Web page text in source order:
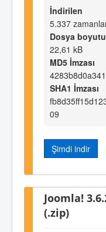
İndirilen
5.337
Dosya boyutu
22,61 kB
MD5 İmzası
SHA1 İmzası
09
Şimdi indir
Joomla!
(.zip)